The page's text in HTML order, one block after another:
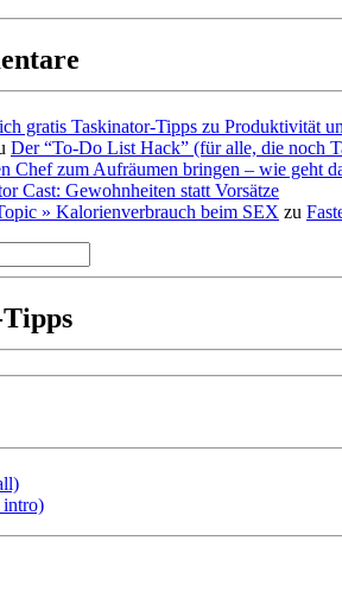
gratis Taskinator-Tipps zu Produktivität
Der “To-Do List Hack” (für alle, die noch
Chef zum Aufräumen bringen – wie geht
Cast: Gewohnheiten statt Vorsätze
» Kalorienverbrauch beim SEX zu
intro)